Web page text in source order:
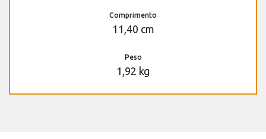
Comprimento
11,40 cm
Peso
1,92 kg